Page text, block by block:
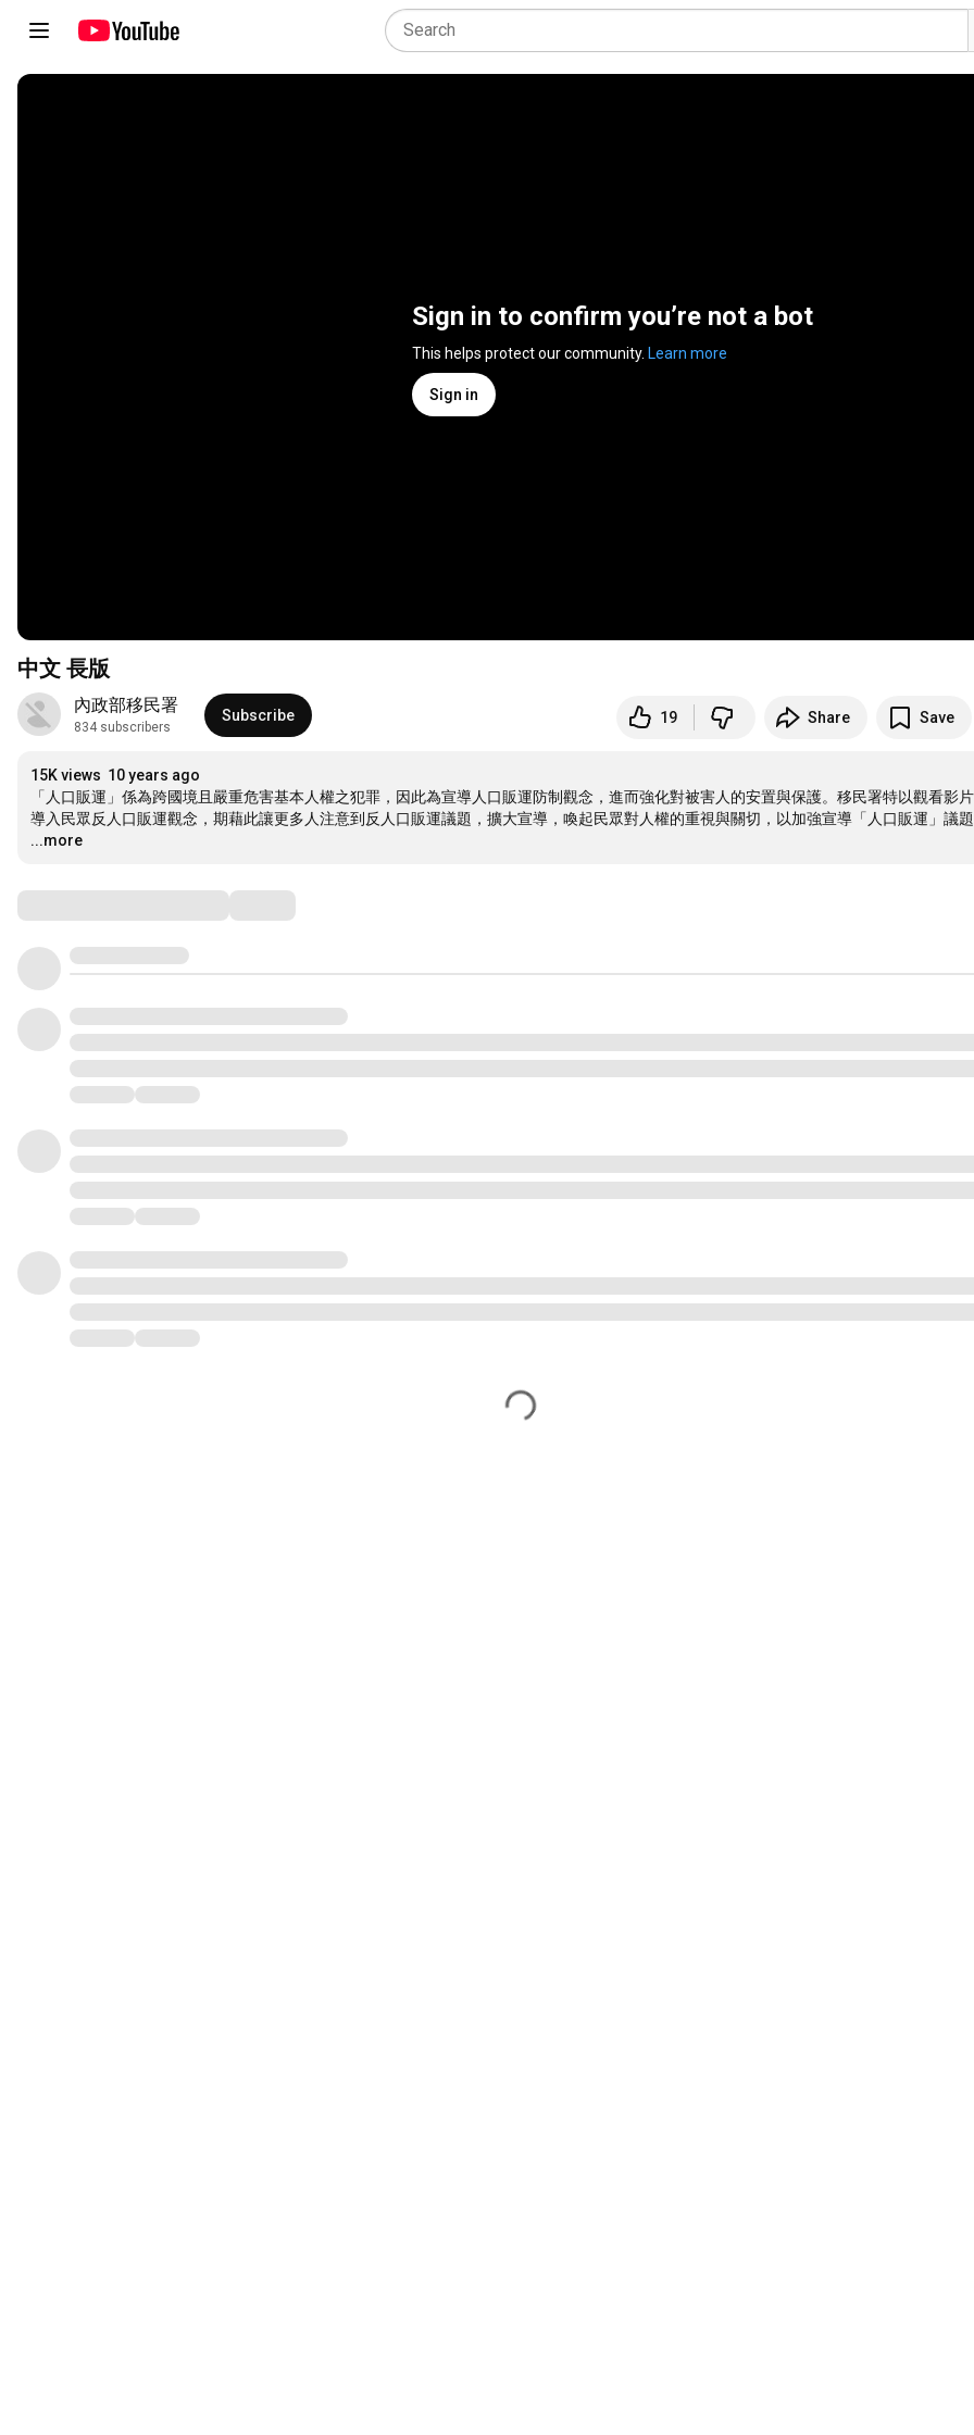
Sign in to confirm you’re not a bot
This helps protect our community. Learn more
Sign in
中文 長版
內政部移民署
834 subscribers
Subscribe 19 Share Save
15K views 10 years ago
「人口販運」係為跨國境且嚴重危害基本人權之犯罪，因此為宣導人口販運防制觀念，進而強化對被害人的安置與保護。移民署特以觀看影
導入民眾反人口販運觀念，期藉此讓更多人注意到反人口販運議題，擴大宣導，喚起民眾對人權的重視與關切，以加強宣導「人口販運」議題
...more